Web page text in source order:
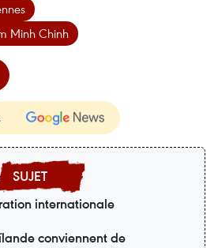
Minh Chinh
internationale
conviennent de